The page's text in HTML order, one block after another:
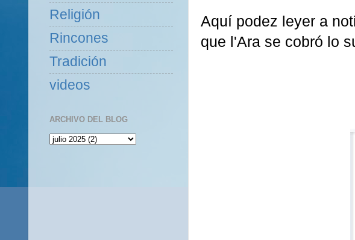
Aquí podez leyer a
que l'Ara se cobró lo
Religión
Rincones
Tradición
videos
ARCHIVO DEL BLOG